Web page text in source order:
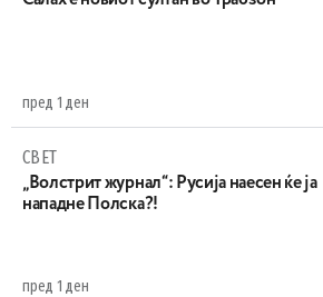
пред 1 ден
СВЕТ
„Волстрит журнал“: Русија наесен ќе ја
нападне Полска?!
пред 1 ден